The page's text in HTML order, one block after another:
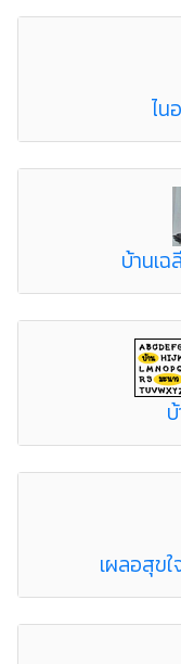
ไน
บ้านเ
เผลอสุขใ